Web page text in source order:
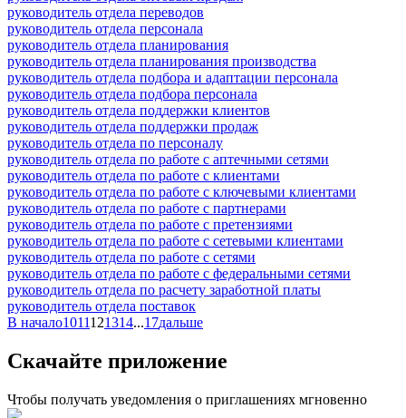
руководитель отдела переводов
руководитель отдела персонала
руководитель отдела планирования
руководитель отдела планирования производства
руководитель отдела подбора и адаптации персонала
руководитель отдела подбора персонала
руководитель отдела поддержки клиентов
руководитель отдела поддержки продаж
руководитель отдела по персоналу
руководитель отдела по работе с аптечными сетями
руководитель отдела по работе с клиентами
руководитель отдела по работе с ключевыми клиентами
руководитель отдела по работе с партнерами
руководитель отдела по работе с претензиями
руководитель отдела по работе с сетевыми клиентами
руководитель отдела по работе с сетями
руководитель отдела по работе с федеральными сетями
руководитель отдела по расчету заработной платы
руководитель отдела поставок
В начало1011121314...17дальше
Скачайте приложение
Чтобы получать уведомления о приглашениях мгновенно